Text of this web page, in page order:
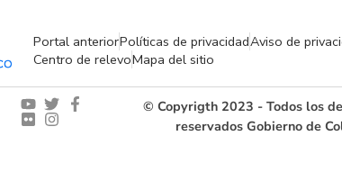
Portal anteriorPolíticas de privacidadAviso de
Centro de relevoMapa del sitio
© Copyrigth 2023 - Todos los
reservados Gobierno de